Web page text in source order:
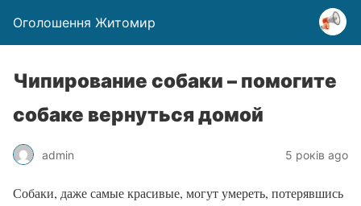
Оголошення Житомир
Чипирование собаки – помогите
собаке вернуться домой
admin 5 років ago
Собаки, даже самые красивые, могут умереть, потерявшись